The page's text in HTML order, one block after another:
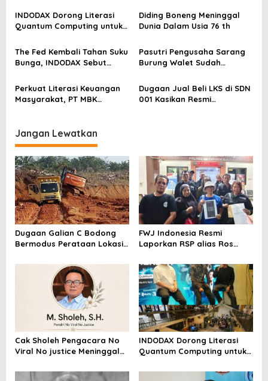
p
s
INDODAX Dorong Literasi
Quantum Computing untuk
Blockchain
Diding Boneng Meninggal
Dunia Dalam Usia 76 th
The Fed Kembali Tahan Suku
Bunga, INDODAX Sebut
Sentimen Pasar
Pasutri Pengusaha Sarang
Burung Walet Sudah
Pelapor Desak Polda Jambi
Segera Lakukan Penahanan
Perkuat Literasi Keuangan
Masyarakat, PT MBK
Dugaan Jual Beli LKS di SDN
001 Kasikan Resmi
Jangan Lewatkan
Dugaan Galian C Bodong
Bermodus Perataan Lokasi
Riau Akan Tinjauan Lokasi
FWJ Indonesia Resmi
Laporkan RSP alias Ros
Cak Sholeh Pengacara No
Viral No justice Meninggal
INDODAX Dorong Literasi
Quantum Computing untuk
Blockchain